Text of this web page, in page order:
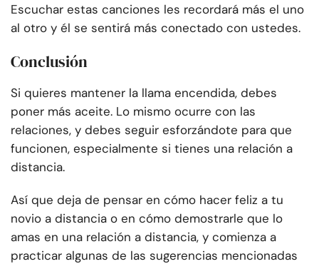
Escuchar estas canciones les recordará más el uno
al otro y él se sentirá más conectado con ustedes.
Conclusión
Si quieres mantener la llama encendida, debes
poner más aceite. Lo mismo ocurre con las
relaciones, y debes seguir esforzándote para que
funcionen, especialmente si tienes una relación a
distancia.
Así que deja de pensar en cómo hacer feliz a tu
novio a distancia o en cómo demostrarle que lo
amas en una relación a distancia, y comienza a
practicar algunas de las sugerencias mencionadas